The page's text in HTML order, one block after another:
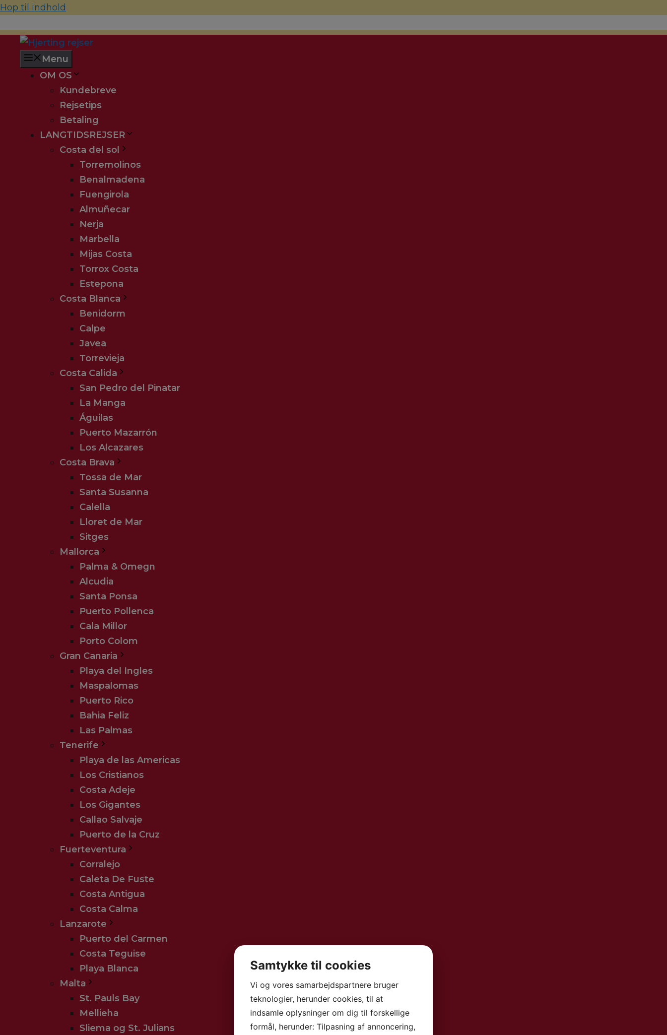
Hop til indhold
Menu
OM OS
Kundebreve
Rejsetips
Betaling
LANGTIDSREJSER
Costa del sol
Torremolinos
Benalmadena
Fuengirola
Almuñecar
Nerja
Marbella
Mijas Costa
Torrox Costa
Estepona
Costa Blanca
Benidorm
Calpe
Javea
Torrevieja
Costa Calida
San Pedro del Pinatar
La Manga
Águilas
Puerto Mazarrón
Los Alcazares
Costa Brava
Tossa de Mar
Santa Susanna
Calella
Lloret de Mar
Sitges
Mallorca
Palma & Omegn
Alcudia
Santa Ponsa
Puerto Pollenca
Cala Millor
Porto Colom
Gran Canaria
Playa del Ingles
Maspalomas
Puerto Rico
Bahia Feliz
Las Palmas
Tenerife
Playa de las Americas
Los Cristianos
Costa Adeje
Los Gigantes
Callao Salvaje
Puerto de la Cruz
Fuerteventura
Corralejo
Caleta De Fuste
Costa Antigua
Costa Calma
Lanzarote
Puerto del Carmen
Costa Teguise
Playa Blanca
Malta
St. Pauls Bay
Mellieha
Sliema og St. Julians
Samtykke til cookies
Vi og vores samarbejdspartnere bruger
teknologier, herunder cookies, til at
indsamle oplysninger om dig til forskellige
formål, herunder: Tilpasning af annoncering,